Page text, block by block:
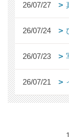
26/07/27
26/07/24
26/07/23
26/07/21